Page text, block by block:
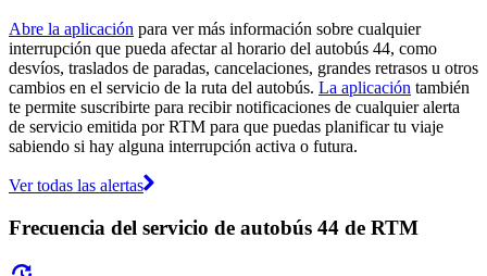
Abre la aplicación para ver más información sobre cualquier
interrupción que pueda afectar al horario del autobús 44, como
desvíos, traslados de paradas, cancelaciones, grandes retrasos u otros
cambios en el servicio de la ruta del autobús. La aplicación también
te permite suscribirte para recibir notificaciones de cualquier alerta
de servicio emitida por RTM para que puedas planificar tu viaje
sabiendo si hay alguna interrupción activa o futura.
Ver todas las alertas
Frecuencia del servicio de autobús 44 de RTM